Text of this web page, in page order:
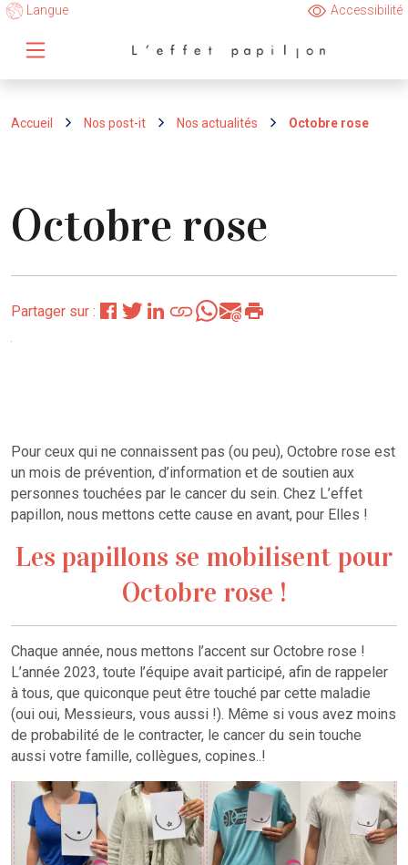
Langue Accessibilité
Accueil Nos post-it Nos actualités Octobre rose
Octobre rose
Partager sur :
Pour ceux qui ne connaissent pas (ou peu), Octobre rose est
un mois de prévention, d’information et de soutien aux
personnes touchées par le cancer du sein. Chez L’effet
papillon, nous mettons cette cause en avant, pour Elles !
Les papillons se mobilisent pour
Octobre rose !
Chaque année, nous mettons l’accent sur Octobre rose !
L’année 2023, toute l’équipe avait participé, afin de rappeler
à tous, que quiconque peut être touché par cette maladie
(oui oui, Messieurs, vous aussi !). Même si vous avez moins
de probabilité de le contracter, le cancer du sein touche
aussi votre famille, collègues, copines..!